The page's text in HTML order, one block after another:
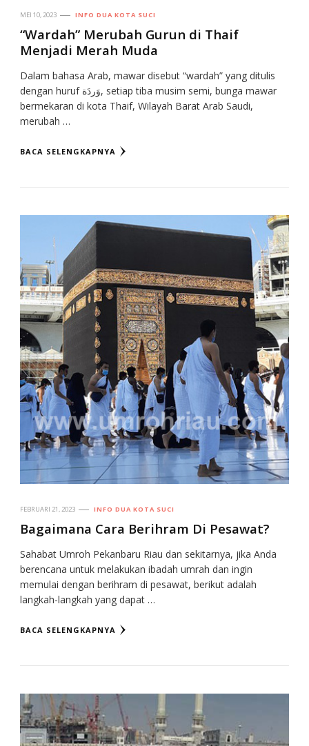
MEI 10, 2023 INFO DUA KOTA SUCI
“Wardah” Merubah Gurun di Thaif
Menjadi Merah Muda
Dalam bahasa Arab, mawar disebut “wardah” yang ditulis
dengan huruf ﻭَﺭﺩَﺓ, setiap tiba musim semi, bunga mawar
bermekaran di kota Thaif, Wilayah Barat Arab Saudi,
merubah …
BACA SELENGKAPNYA
FEBRUARI 21, 2023 INFO DUA KOTA SUCI
Bagaimana Cara Berihram Di Pesawat?
Sahabat Umroh Pekanbaru Riau dan sekitarnya, jika Anda
berencana untuk melakukan ibadah umrah dan ingin
memulai dengan berihram di pesawat, berikut adalah
langkah-langkah yang dapat …
BACA SELENGKAPNYA